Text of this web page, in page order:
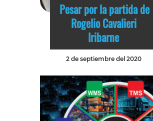
Pesar por la partida de
Rogelio Cavalieri
Iribarne
2 de septiembre del 2020